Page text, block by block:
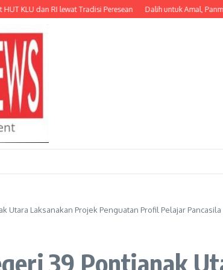
dan RI lewat Tradisi Peresean Dalih untuk Amal, Panmud
Utara Laksanakan Projek Penguatan Profil Pelajar Pancasila
39 Pontianak